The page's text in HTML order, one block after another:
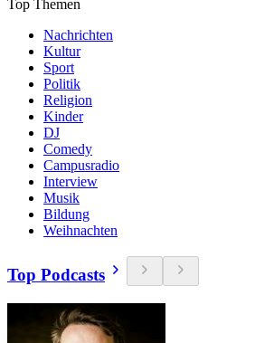
Top Themen
Nachrichten
Kultur
Sport
Politik
Religion
Kinder
DJ
Comedy
Campusradio
Interview
Musik
Bildung
Weihnachten
Top Podcasts